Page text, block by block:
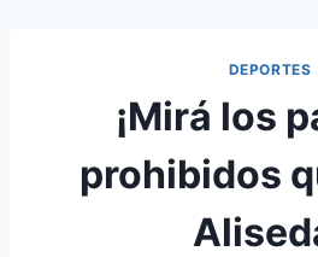
DEPORTES
¡Mirá los
prohibidos